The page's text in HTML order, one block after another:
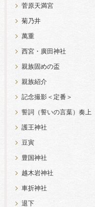
菅原天満宮
菊乃井
萬重
西宮・廣田神社
親族固めの盃
親族紹介
記念撮影＜定番＞
誓詞（誓いの言葉）奏上
護王神社
豆寅
豊国神社
越木岩神社
車折神社
退下